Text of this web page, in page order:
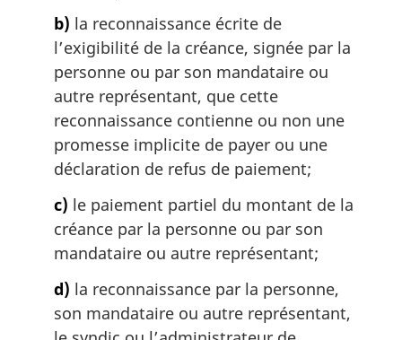
b) la reconnaissance écrite de
l’exigibilité de la créance, signée par la
personne ou par son mandataire ou
autre représentant, que cette
reconnaissance contienne ou non une
promesse implicite de payer ou une
déclaration de refus de paiement;
c) le paiement partiel du montant de la
créance par la personne ou par son
mandataire ou autre représentant;
d) la reconnaissance par la personne,
son mandataire ou autre représentant,